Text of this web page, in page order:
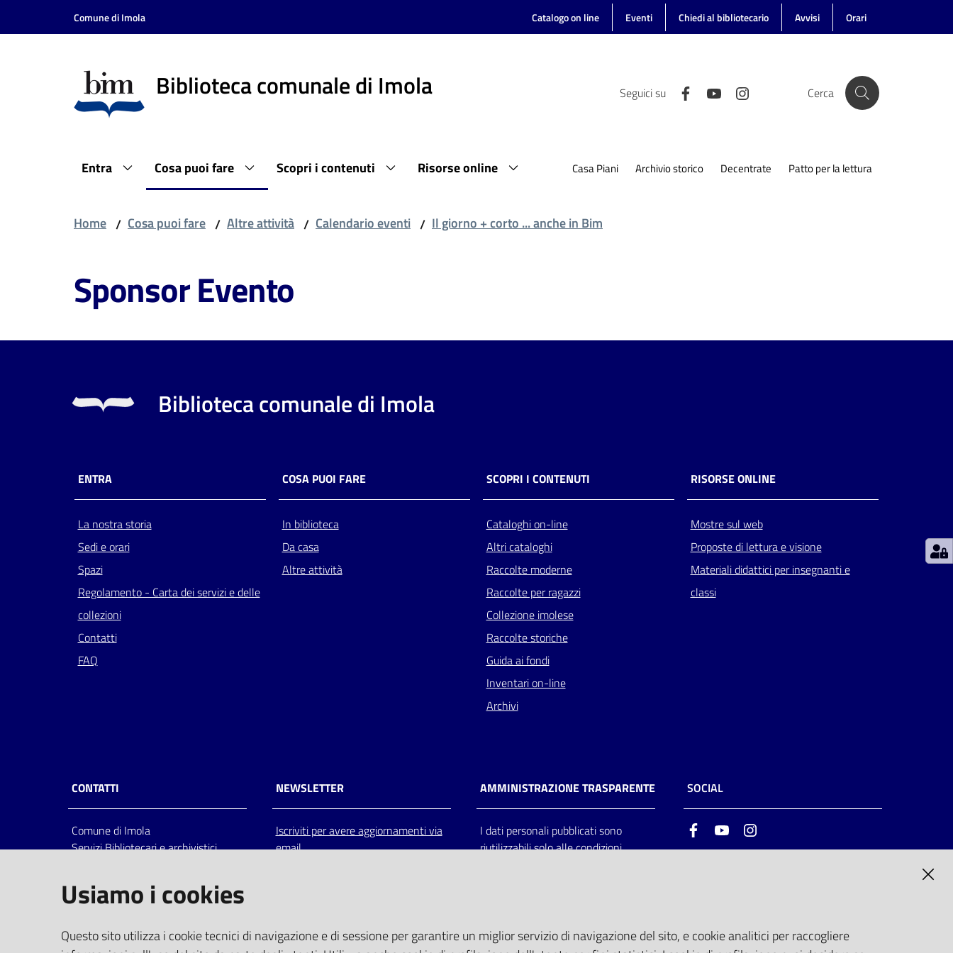
Vai al contenuto
Vai alla navigazione
Comune di Imola Catalogo on line Eventi Chiedi al bibliotecario Avvisi Orari
Biblioteca comunale di Imola Seguici su Cerca
Entra Cosa puoi fare Scopri i contenuti Risorse online Casa Piani Archivio storico Decentrate Patto per la lettura
Home / Cosa puoi fare / Altre attività / Calendario eventi / Il giorno + corto ... anche in Bim
Sponsor Evento
Biblioteca comunale di Imola
ENTRA
La nostra storia
Sedi e orari
Spazi
Regolamento - Carta dei servizi e delle
collezioni
Contatti
FAQ
COSA PUOI FARE
In biblioteca
Da casa
Altre attività
SCOPRI I CONTENUTI
Cataloghi on-line
Altri cataloghi
Raccolte moderne
Raccolte per ragazzi
Collezione imolese
Raccolte storiche
Guida ai fondi
Inventari on-line
Archivi
RISORSE ONLINE
Mostre sul web
Proposte di lettura e visione
Materiali didattici per insegnanti e
classi
CONTATTI
Comune di Imola
Servizi Bibliotecari e archivistici
Italia
centralino: tel 0542.6026.36 fax
bim@comune.imola.bo.it
PEC
NEWSLETTER
Iscriviti per avere aggiornamenti via
email
AMMINISTRAZIONE TRASPARENTE
I dati personali pubblicati sono
riutilizzabili solo alle condizioni
SOCIAL
FacebookYoutube
Usiamo i cookies
Questo sito utilizza i cookie tecnici di navigazione e di sessione per garantire un miglior servizio di navigazione del sito, e cookie analitici per raccogliere